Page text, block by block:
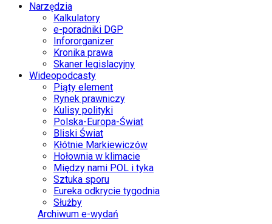
Narzędzia
Kalkulatory
e-poradniki DGP
Infororganizer
Kronika prawa
Skaner legislacyjny
Wideopodcasty
Piąty element
Rynek prawniczy
Kulisy polityki
Polska-Europa-Świat
Bliski Świat
Kłótnie Markiewiczów
Hołownia w klimacie
Między nami POL i tyka
Sztuka sporu
Eureka odkrycie tygodnia
Służby
Archiwum e-wydań